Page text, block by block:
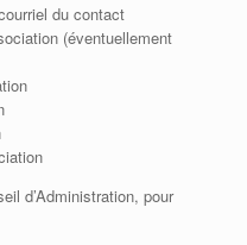
du contact
(éventuellement
d’Administration, pour